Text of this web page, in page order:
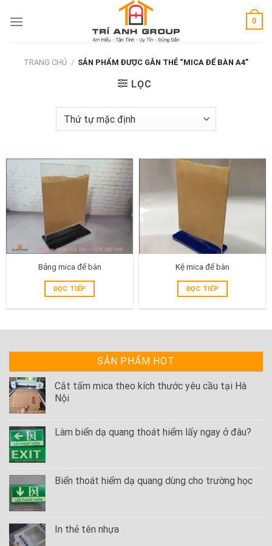
0
TRANG CHỦ / SẢN PHẨM ĐƯỢC GẮN THẺ “MICA ĐỂ BÀN A4”
LỌC
Bảng mica để bàn
ĐỌC TIẾP
Kệ mica để bàn
ĐỌC TIẾP
SẢN PHẨM HOT
Cắt tấm mica theo kích thước yêu cầu tại Hà
Nội
Làm biển dạ quang thoát hiểm lấy ngay ở đâu?
Biển thoát hiểm dạ quang dùng cho trường học
In thẻ tên nhựa